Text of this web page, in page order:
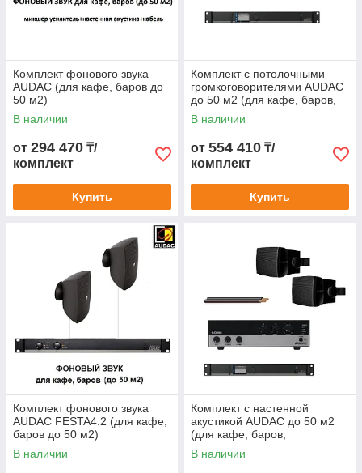
Комплект фонового звука
AUDAC (для кафе, баров до
50 м2)
В наличии
от 294 470 ₸/
комплект
Купить
Комплект с потолочными
громкоговорителями AUDAC
до 50 м2 (для кафе, баров,
ресторанов)
В наличии
от 554 410 ₸/
комплект
Купить
Комплект фонового звука
AUDAC FESTA4.2 (для кафе,
баров до 50 м2)
В наличии
Комплект с настенной
акустикой AUDAC до 50 м2
(для кафе, баров,
ресторанов)
В наличии